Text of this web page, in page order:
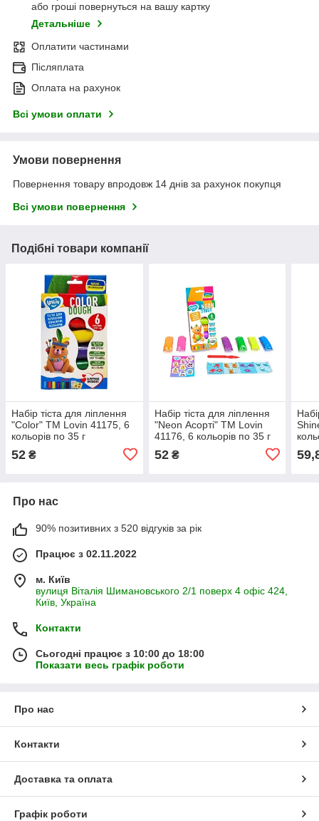
або гроші повернуться на вашу картку
Детальніше
Оплатити частинами
Післяплата
Оплата на рахунок
Всі умови оплати
Умови повернення
Повернення товару впродовж 14 днів за рахунок покупця
Всі умови повернення
Подібні товари компанії
Набір тіста для ліплення
"Color" ТМ Lovin 41175, 6
кольорів по 35 г
52 ₴
Набір тіста для ліплення
"Neon Асорті" ТМ Lovin
41176, 6 кольорів по 35 г
52₴
Про нас
90% позитивних з 520 відгуків за рік
Працює з 02.11.2022
м. Київ
вулиця Віталія Шимановського 2/1 поверх 4 офіс 424,
Київ, Україна
Контакти
Сьогодні працює з 10:00 до 18:00
Показати весь графік роботи
Про нас
Контакти
Доставка та оплата
Графік роботи